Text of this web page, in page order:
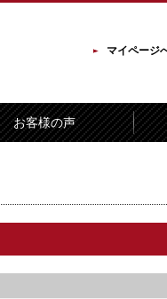
マイページ
お客様の声